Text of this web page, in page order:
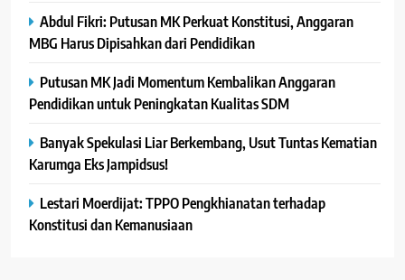
Abdul Fikri: Putusan MK Perkuat Konstitusi, Anggaran
MBG Harus Dipisahkan dari Pendidikan
Putusan MK Jadi Momentum Kembalikan Anggaran
Pendidikan untuk Peningkatan Kualitas SDM
Banyak Spekulasi Liar Berkembang, Usut Tuntas Kematian
Karumga Eks Jampidsus!
Lestari Moerdijat: TPPO Pengkhianatan terhadap
Konstitusi dan Kemanusiaan